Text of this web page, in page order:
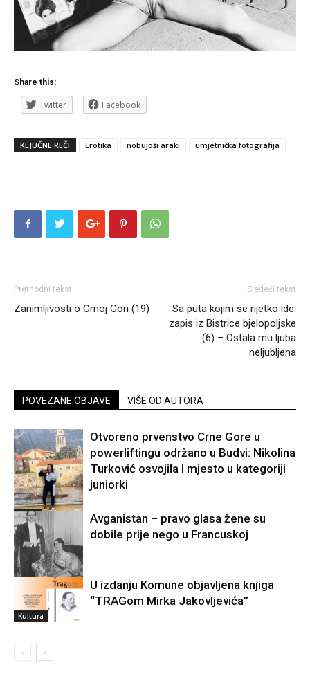
Share this:
Twitter Facebook
KLJUČNE REČI Erotika nobujoši araki umjetnička fotografija
Prethodni tekst
Zanimljivosti o Crnoj Gori (19)
Sledeći tekst
Sa puta kojim se rijetko ide:
zapis iz Bistrice bjelopoljske
(6) – Ostala mu ljuba
neljubljena
POVEZANE OBJAVE VIŠE OD AUTORA
Sport
Otvoreno prvenstvo Crne Gore u
powerliftingu održano u Budvi: Nikolina
Turković osvojila I mjesto u kategoriji
juniorki
Avganistan – pravo glasa žene su
dobile prije nego u Francuskoj
Kultura
U izdanju Komune objavljena knjiga
“TRAGom Mirka Jakovljevića”